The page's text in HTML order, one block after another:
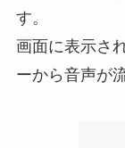
す。
画面に表示さ
ーから音声が